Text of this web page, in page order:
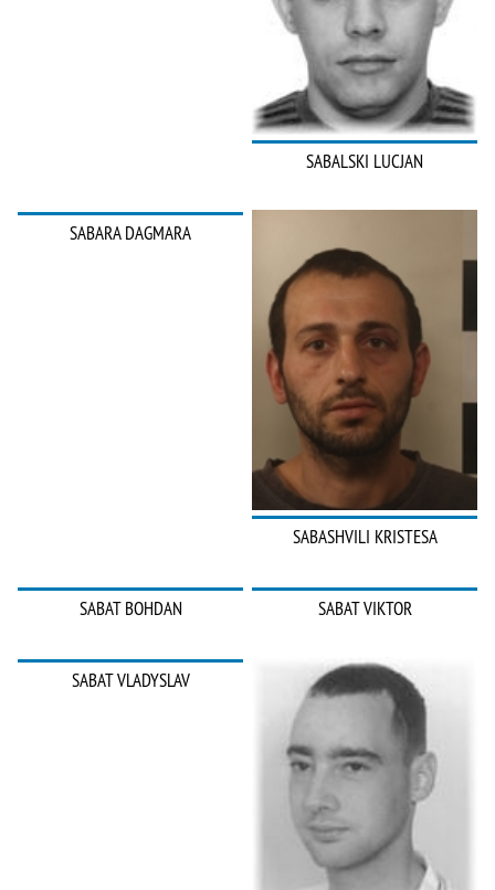
SABALSKI LUCJAN
SABARA DAGMARA
SABASHVILI KRISTESA
SABAT BOHDAN SABAT VIKTOR
SABAT VLADYSLAV